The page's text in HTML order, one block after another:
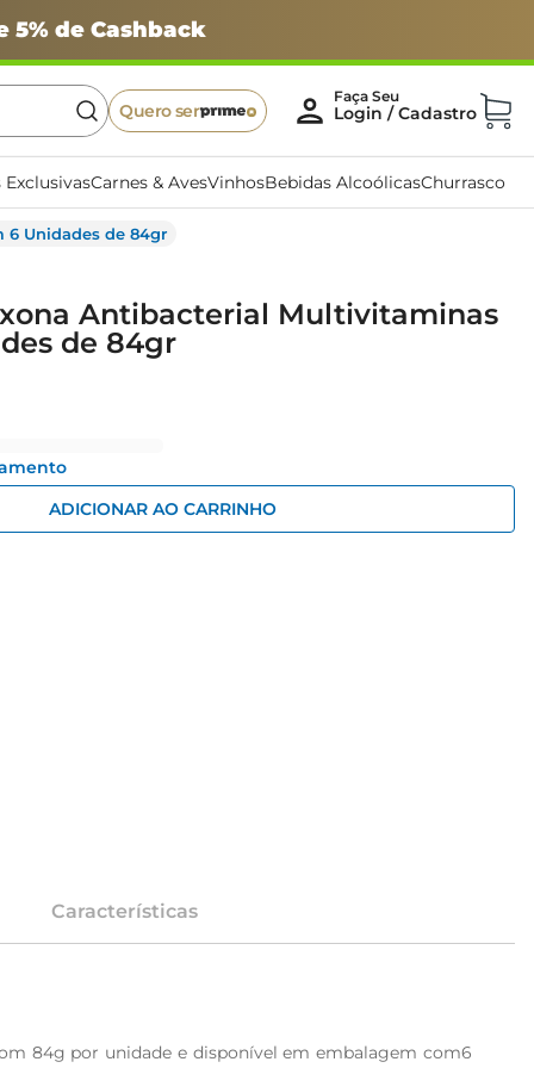
5% de Cashback
Quero ser
ExclusivasCarnes & AvesVinhosBebidas AlcoólicasChurrasco
6 Unidades de 84gr
Antibacterial Multivitaminas
de 84gr
ADICIONAR AO CARRINHO
Características
84g por unidade e disponível em embalagem com6